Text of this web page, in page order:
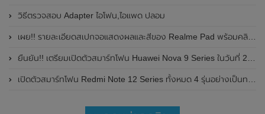
วิธีตรวจสอบ Adapter ไอโฟน,ไอแพด ปลอม
เผย!! รายละเอียดสเปกจอแสดงผลและสีของ Realme Pad พร้อมคลิปวิดีโอโปรโมทอย่างเป็นทางการ ก่อนเปิดตัวในวันที่ 9 กันยายน 2021 นี้
ยืนยัน!! เตรียมเปิดตัวสมาร์ทโฟน Huawei Nova 9 Series ในวันที่ 23 กันยายน 2021 นี้ พร้อมเผยดีไซน์ของตัวเครื่องและรายละเอียดสเปกบางส่วน
เปิดตัวสมาร์ทโฟน Redmi Note 12 Series ทั้งหมด 4 รุ่นอย่างเป็นทางการแล้ว